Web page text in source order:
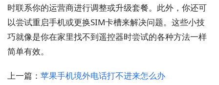
时联系你的运营商进行调整或升级套餐。此外，你还可
以尝试重启手机或更换SIM卡槽来解决问题。这些小技
巧就像是你在家里找不到遥控器时尝试的各种方法一样
简单有效。
上一篇： 苹果手机境外电话打不进来怎么办